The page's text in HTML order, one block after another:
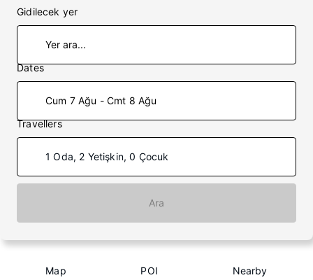
Gidilecek yer
Dates
Cum 7 Ağu - Cmt 8 Ağu
Travellers
1 Oda, 2 Yetişkin, 0 Çocuk
Ara
Map POI Nearby